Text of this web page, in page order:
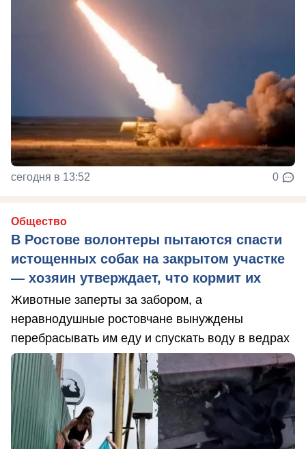
сегодня в 13:52 0
Общество
В Ростове волонтеры пытаются спасти
истощенных собак на закрытом участке
— хозяин утверждает, что кормит их
Животные заперты за забором, а
неравнодушные ростовчане вынуждены
перебрасывать им еду и спускать воду в ведрах